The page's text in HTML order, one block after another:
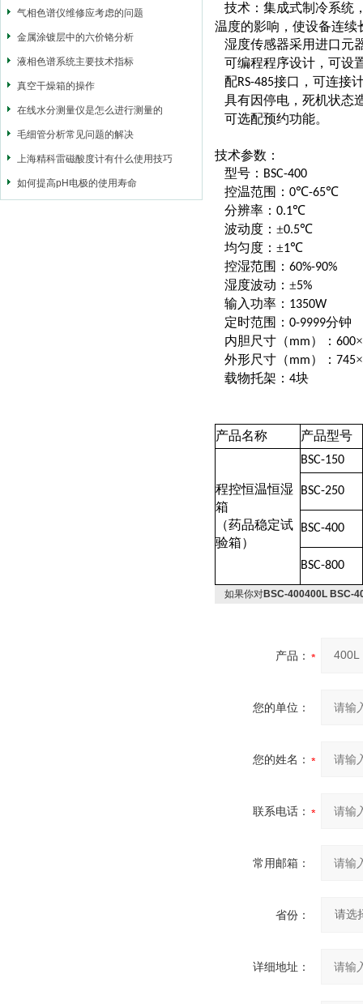
的气相色谱系统
气相色谱仪维修应考虑的问题
金属涂镀层中的六价铬分析
液相色谱系统主要技术指标
真空干燥箱的操作
在线水分测量仪是怎么进行测量的
毛细管分析常见问题的解决
上海精科雷磁酸度计有什么使用技巧
如何提高pH电极的使用寿命
技术：集成式制冷系统
温度的影响，使设备连续
湿度传感器采用进口元
可编程程序设计，可设
配RS-485接口，可连接
具有因停电，死机状态
可选配预约功能。
技术参数：
型号： BSC-400
控温范围： 0℃-65℃
分辨率： 0.1℃
波动度：±0.5℃
均匀度：±1℃
控湿范围： 60%-90%
湿度波动：±5%
输入功率： 1350W
定时范围： 0-9999分钟
内胆尺寸 （mm） ： 600×
外形尺寸 （mm） ： 745×
载物托架： 4块
产品名称 产品型号
程控恒温恒湿
箱
（药品稳定试
验箱）
BSC-150
BSC-250
BSC-400
BSC-800
如果你对BSC-400400L BSC-
产品：
您的单位：
您的姓名：
联系电话：
常用邮箱：
省份：
详细地址：